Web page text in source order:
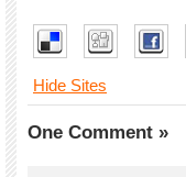
Hide Sites
One Comment »